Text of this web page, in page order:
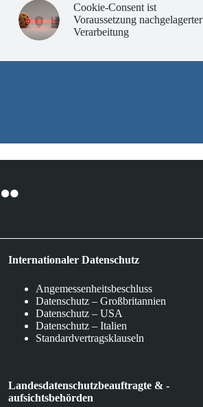
Cookie-Consent ist
Voraussetzung nachgelagerter
Verarbeitung
Internationaler Datenschutz
Angemessenheitsbeschluss
Datenschutz – Großbritannien
Datenschutz – USA
Datenschutz – Italien
Standardvertragsklauseln
Landesdatenschutzbeauftragte & -
aufsichtsbehörden